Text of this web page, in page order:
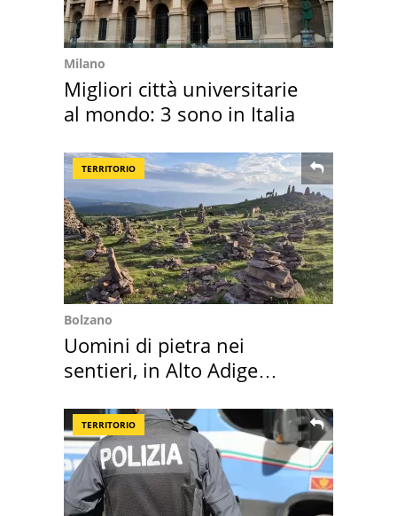
Milano
Migliori città universitarie
al mondo: 3 sono in Italia
TERRITORIO
Bolzano
Uomini di pietra nei
sentieri, in Alto Adige
TERRITORIO